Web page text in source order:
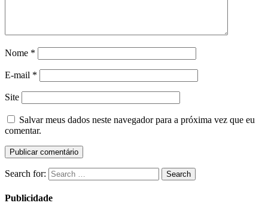
Nome *
E-mail *
Site
Salvar meus dados neste navegador para a próxima vez que eu
comentar.
Search for: Search
Publicidade